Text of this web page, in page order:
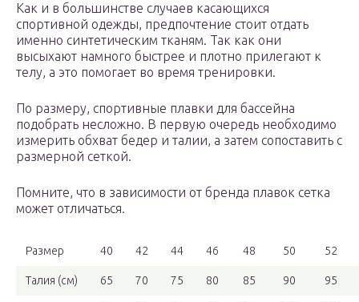
Как и в большинстве случаев касающихся
спортивной одежды, предпочтение стоит отдать
именно синтетическим тканям. Так как они
высыхают намного быстрее и плотно прилегают к
телу, а это помогает во время тренировки.
По размеру, спортивные плавки для бассейна
подобрать несложно. В первую очередь необходимо
измерить обхват бедер и талии, а затем сопоставить с
размерной сеткой.
Помните, что в зависимости от бренда плавок сетка
может отличаться.
Размер 40 42 44 46 48 50 52
Талия (см) 65 70 75 80 85 90 95